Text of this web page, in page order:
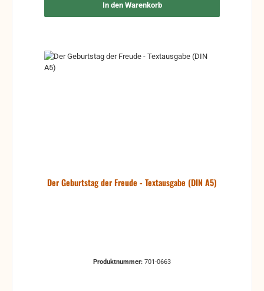
In den Warenkorb
Der Geburtstag der Freude - Textausgabe (DIN A5)
Produktnummer: 701-0663